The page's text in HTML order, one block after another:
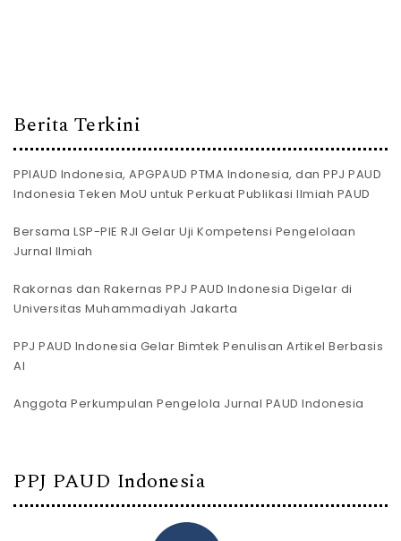
Berita Terkini
PPIAUD Indonesia, APGPAUD PTMA Indonesia, dan PPJ PAUD
Indonesia Teken MoU untuk Perkuat Publikasi Ilmiah PAUD
Bersama LSP-PIE RJI Gelar Uji Kompetensi Pengelolaan
Jurnal Ilmiah
Rakornas dan Rakernas PPJ PAUD Indonesia Digelar di
Universitas Muhammadiyah Jakarta
PPJ PAUD Indonesia Gelar Bimtek Penulisan Artikel Berbasis
AI
Anggota Perkumpulan Pengelola Jurnal PAUD Indonesia
PPJ PAUD Indonesia